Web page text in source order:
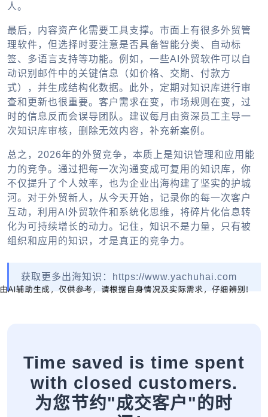
人。
最后，内容资产化需要工具支撑。市面上有很多外贸管
理软件，但选择时要注意是否具备智能分类、自动标
签、多语言支持等功能。例如，一些AI外贸软件可以自
动识别邮件中的关键信息（如价格、交期、付款方
式），并生成结构化数据。此外，定期对知识库进行审
查和更新也很重要。客户需求在变，市场规则在变，过
时的信息反而会误导团队。建议每月由资深员工主导一
次知识库审核，删除无效内容，补充新案例。
总之，2026年的外贸竞争，本质上是知识管理和应用能
力的竞争。通过把每一次沟通变成可复用的知识库，你
不仅提升了个人效率，也为企业出海构建了坚实的护城
河。对于外贸新人，从今天开始，记录你的每一次客户
互动，利用AI外贸软件和系统化思维，将碎片化信息转
化为可持续增长的动力。记住，知识不是力量，只有被
组织和应用的知识，才是真正的竞争力。
获取更多出海知识：https://www.yachuhai.com
Time saved is time spent
with closed customers.
为您节约"成交客户"的时